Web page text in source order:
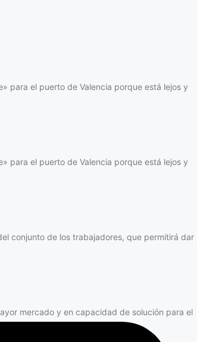
para el puerto de Valencia porque está lejos y
para el puerto de Valencia porque está lejos y
conjunto de los trabajadores, que permitirá dar
mercado y en capacidad de solución para el